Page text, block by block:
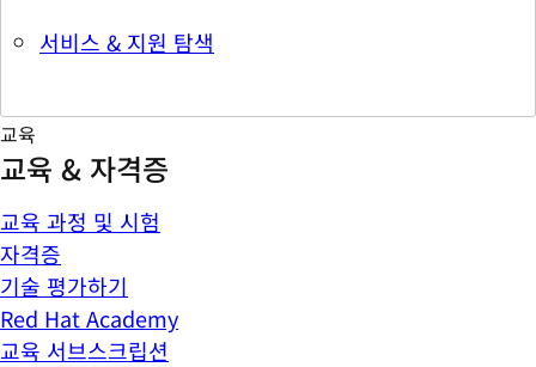
서비스 & 지원 탐색
교육
교육 & 자격증
교육 과정 및 시험
자격증
기술 평가하기
Red Hat Academy
교육 서브스크립션